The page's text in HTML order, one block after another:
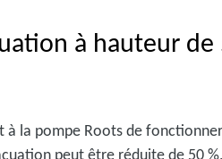
à hauteur de
la pompe Roots de
peut être réduite de 50